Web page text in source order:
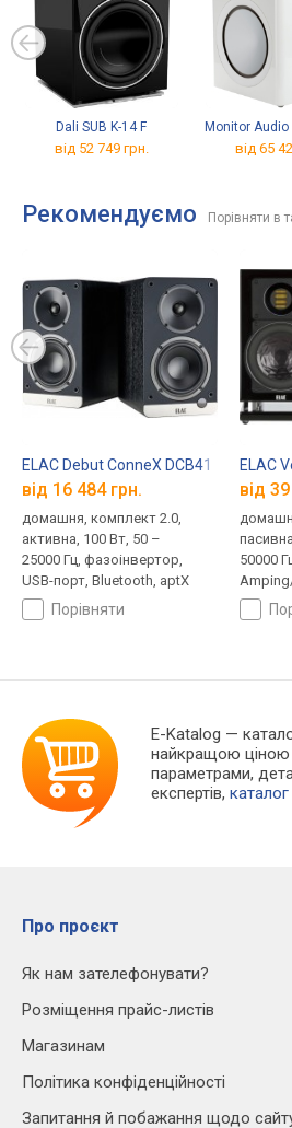
Dali SUB K-14 F
від 52 749 грн.
Monitor
від 65
Рекомендуємо Порівняти в
ELAC Debut ConneX DCB41
від 16 484 грн.
домашня, комплект 2.0,
активна, 100 Вт, 50 –
25000 Гц, фазоінвертор,
USB-порт, Bluetooth, aptX
порівняти
ELAC
від
50000
E-Katalog —
найкращою ціною
параметрами,
експертів,
Про проєкт
Як нам зателефонувати?
Розміщення прайс-листів
Магазинам
Політика конфіденційності
Запитання й побажання щодо